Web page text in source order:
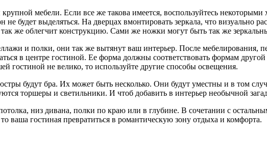
крупной мебели. Если все же такова имеется, воспользуйтесь
не будет выделяться. На дверцах вмонтировать зеркала, что визуально
так же облегчит конструкцию. Сами же ножки могут быть так же
и полки, они так же вытянут ваш интерьер. После
в центре гостиной. Ее форма должны соответствовать формам
гостиной не велико, то используйте другие способы освещения.
будут бра. Их может быть несколько. Они будут уместны и в том
торшеры и светильники. И чтоб добавить в интерьер необычной
низ дивана, полки по краю или в глубине. В сочетании с
ваша гостиная превратиться в романтическую зону отдыха и комфорта.